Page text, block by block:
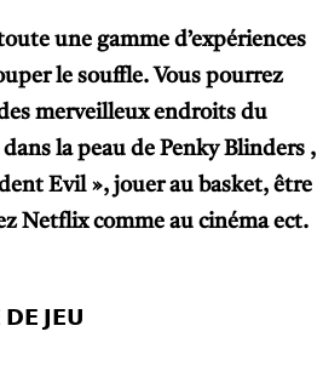
une gamme d’expériences
le souffle. Vous pourrez
merveilleux endroits du
la peau de Penky Blinders ,
Evil », jouer au basket, être
Netflix comme au cinéma ect.
𝗝𝗘𝗨